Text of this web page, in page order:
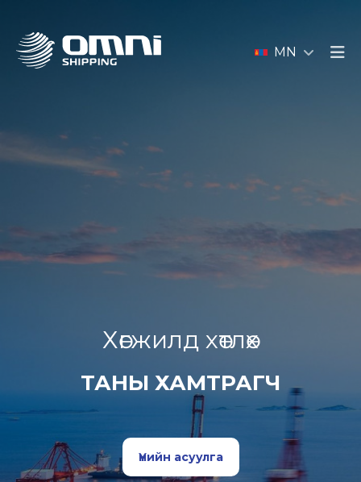
MN
Хөгжилд хөтлөх
ТАНЫ ХАМТРАГЧ
Үнийн асуулга